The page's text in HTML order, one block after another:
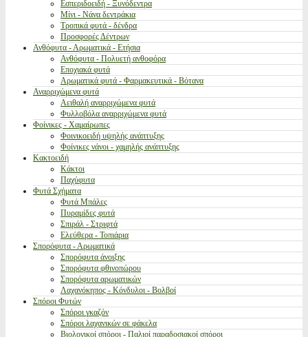
Εσπεριδοειδή - Ξυνόδεντρα
Μίνι - Νάνα δεντράκια
Τροπικά φυτά - δένδρα
Προσφορές Δέντρων
Ανθόφυτα - Αρωματικά - Ετήσια
Ανθόφυτα - Πολυετή ανθοφόρα
Εποχιακά φυτά
Αρωματικά φυτά - Φαρμακευτικά - Βότανα
Αναρριχώμενα φυτά
Αειθαλή αναρριχώμενα φυτά
Φυλλοβόλα αναρριχώμενα φυτά
Φοίνικες - Χαμαίρωπες
Φοινικοειδή υψηλής ανάπτυξης
Φοίνικες νάνοι - χαμηλής ανάπτυξης
Κακτοειδή
Κάκτοι
Παχύφυτα
Φυτά Σχήματα
Φυτά Μπάλες
Πυραμίδες φυτά
Σπιράλ - Στριφτά
Ελεύθερα - Τοπιάρια
Σπορόφυτα - Αρωματικά
Σπορόφυτα άνοιξης
Σπορόφυτα φθινοπώρου
Σπορόφυτα αρωματικών
Λαχανόκηπος - Κόνδυλοι - Βολβοί
Σπόροι Φυτών
Σπόροι γκαζόν
Σπόροι λαχανικών σε φάκελα
Βιολογικοί σπόροι - Παλιοί παραδοσιακοί σπόροι